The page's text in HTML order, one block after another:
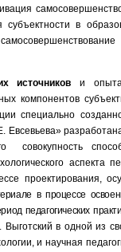
субъектности в
источников и опыта
компонентов
специально
Евсевьева»
совокупность
аспекта
проектирования,
в процессе
педагогических
в одной из
и научная